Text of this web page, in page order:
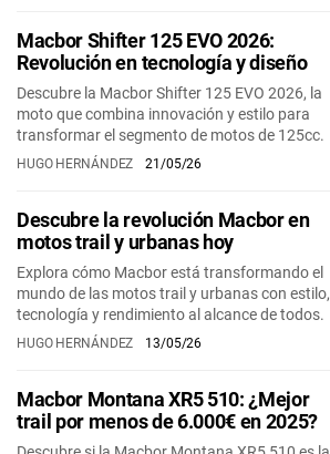
Macbor Shifter 125 EVO 2026:
Revolución en tecnología y diseño
Descubre la Macbor Shifter 125 EVO 2026, la
moto que combina innovación y estilo para
transformar el segmento de motos de 125cc.
HUGO HERNÁNDEZ 21/05/26
Descubre la revolución Macbor en
motos trail y urbanas hoy
Explora cómo Macbor está transformando el
mundo de las motos trail y urbanas con estilo,
tecnología y rendimiento al alcance de todos.
HUGO HERNÁNDEZ 13/05/26
Macbor Montana XR5 510: ¿Mejor
trail por menos de 6.000€ en 2025?